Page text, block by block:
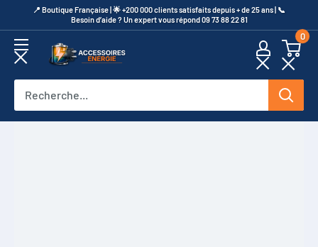
au
contenu
​📍​ Boutique Française | 🌟 +200 000 clients satisfaits depuis + de 25 ans | 📞​
Besoin d’aide ? Un expert vous répond 09 73 88 22 81
Accessoires
0